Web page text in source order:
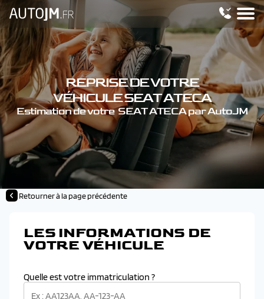
REPRISE DE VOTRE
VÉHICULE SEAT ATECA
Estimation de votre SEAT ATECA par AutoJM
Retourner à la page précédente
LES INFORMATIONS DE
VOTRE VÉHICULE
Quelle est votre immatriculation ?